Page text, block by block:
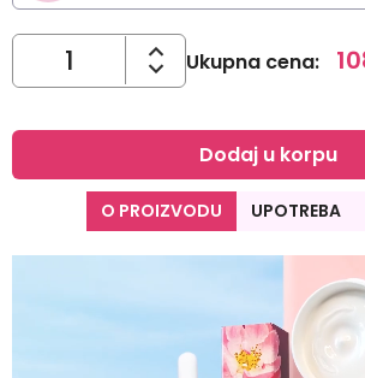
Ukupna cena:
Dodaj u korpu
O PROIZVODU UPOTREBA